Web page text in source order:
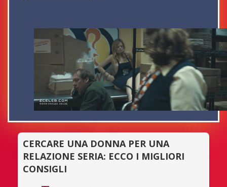
CERCARE UNA DONNA PER UNA
RELAZIONE SERIA: ECCO I MIGLIORI
CONSIGLI